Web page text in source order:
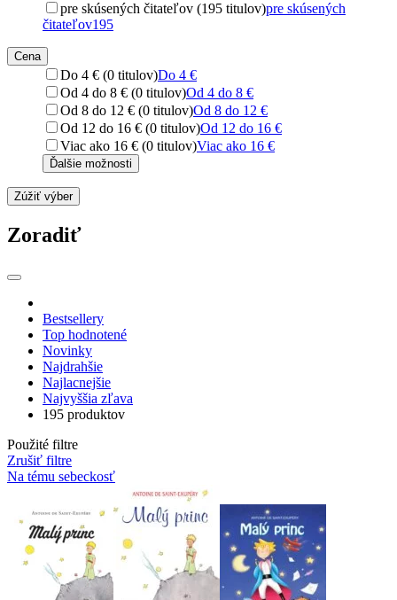
pre skúsených čitateľov (195 titulov)pre skúsených
čitateľov195
Cena
Do 4 € (0 titulov)Do 4 €
Od 4 do 8 € (0 titulov)Od 4 do 8 €
Od 8 do 12 € (0 titulov)Od 8 do 12 €
Od 12 do 16 € (0 titulov)Od 12 do 16 €
Viac ako 16 € (0 titulov)Viac ako 16 €
Ďalšie možnosti
Zúžiť výber
Zoradiť
Bestsellery
Top hodnotené
Novinky
Najdrahšie
Najlacnejšie
Najvyššia zľava
195 produktov
Použité filtre
Zrušiť filtre
Na tému sebeckosť